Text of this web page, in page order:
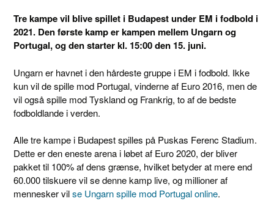
Tre kampe vil blive spillet i Budapest under EM i fodbold i
2021. Den første kamp er kampen mellem Ungarn og
Portugal, og den starter kl. 15:00 den 15. juni.
Ungarn er havnet i den hårdeste gruppe i EM i fodbold. Ikke
kun vil de spille mod Portugal, vinderne af Euro 2016, men de
vil også spille mod Tyskland og Frankrig, to af de bedste
fodboldlande i verden.
Alle tre kampe i Budapest spilles på Puskas Ferenc Stadium.
Dette er den eneste arena i løbet af Euro 2020, der bliver
pakket til 100% af dens grænse, hvilket betyder at mere end
60.000 tilskuere vil se denne kamp live, og millioner af
mennesker vilse Ungarn spille mod Portugal online.